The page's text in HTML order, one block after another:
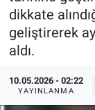
dikkate
geliştirerek
aldı.
10.05.2026 - 02:22
YAYINLANMA
Özel
Dünya
Özel
Haber